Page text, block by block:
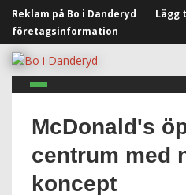
Reklam på Bo i Danderyd
Lägg
företagsinformation
McDonald's
centrum med
koncept